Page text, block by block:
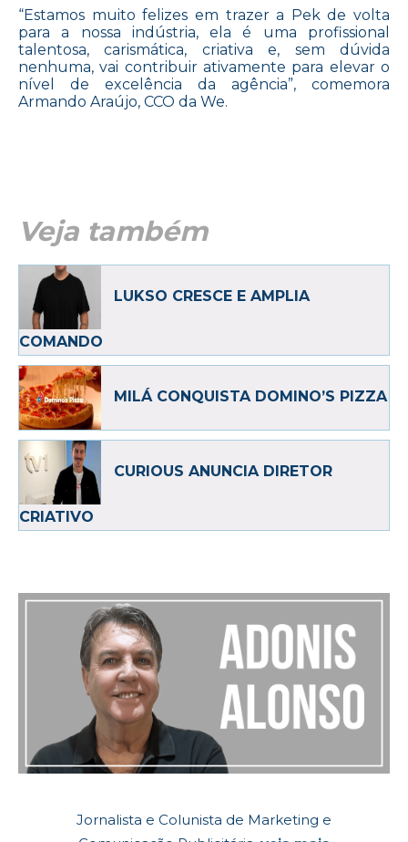
“Estamos muito felizes em trazer a Pek de volta
para a nossa indústria, ela é uma profissional
talentosa, carismática, criativa e, sem dúvida
nenhuma, vai contribuir ativamente para elevar o
nível de excelência da agência”, comemora
Armando Araújo, CCO da We.
Veja também
LUKSO CRESCE E AMPLIA
COMANDO
MILÁ CONQUISTA DOMINO’S PIZZA
CURIOUS ANUNCIA DIRETOR
CRIATIVO
Jornalista e Colunista de Marketing e